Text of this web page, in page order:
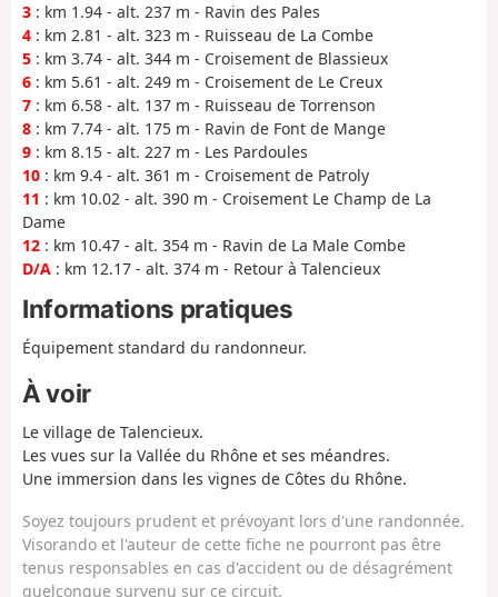
3 : km 1.94 - alt. 237 m - Ravin des Pales
4 : km 2.81 - alt. 323 m - Ruisseau de La Combe
5 : km 3.74 - alt. 344 m - Croisement de Blassieux
6 : km 5.61 - alt. 249 m - Croisement de Le Creux
7 : km 6.58 - alt. 137 m - Ruisseau de Torrenson
8 : km 7.74 - alt. 175 m - Ravin de Font de Mange
9 : km 8.15 - alt. 227 m - Les Pardoules
10 : km 9.4 - alt. 361 m - Croisement de Patroly
11 : km 10.02 - alt. 390 m - Croisement Le Champ de La
Dame
12 : km 10.47 - alt. 354 m - Ravin de La Male Combe
D/A : km 12.17 - alt. 374 m - Retour à Talencieux
Informations pratiques
Équipement standard du randonneur.
À voir
Le village de Talencieux.
Les vues sur la Vallée du Rhône et ses méandres.
Une immersion dans les vignes de Côtes du Rhône.
Soyez toujours prudent et prévoyant lors d'une randonnée.
Visorando et l'auteur de cette fiche ne pourront pas être
tenus responsables en cas d'accident ou de désagrément
quelconque survenu sur ce circuit.